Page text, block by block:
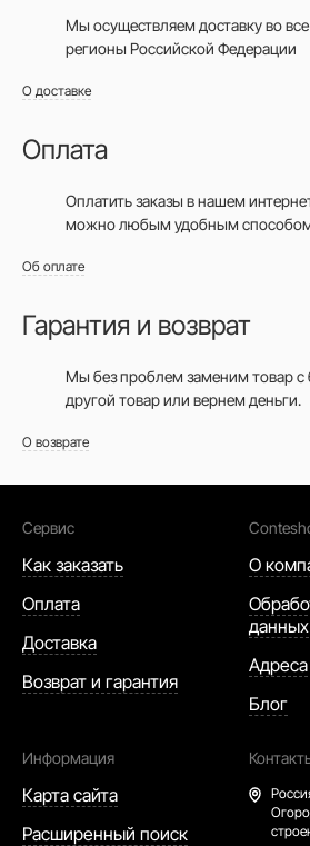
Мы осуществляем доставку во
регионы Российской Федерации
О доставке
Оплата
Оплатить заказы в нашем
можно любым удобным
Об оплате
Гарантия и возврат
Мы без проблем заменим товар с
другой товар или вернем деньги.
О возврате
Сервис
Как заказать
Оплата
Доставка
Возврат и гарантия
О
данных
Блог
Информация
Карта сайта
Расширенный поиск